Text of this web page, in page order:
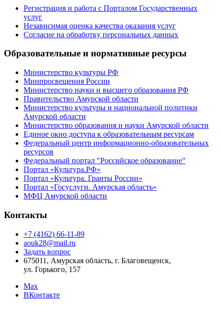
Регистрация и работа с Порталом Государственных
услуг
Независимая оценка качества оказания услуг
Согласие на обработку персональных данных
Образовательные и нормативные ресурсы
Министерство культуры РФ
Минпросвещения России
Министерство науки и высшего образования РФ
Правительство Амурской области
Министерство культуры и национальной политики
Амурской области
Министерство образования и науки Амурской области
Единое окно доступа к образовательным ресурсам
Федеральный центр информационно-образовательных
ресурсов
Федеральный портал "Российское образование"
Портал «Культура.РФ»
Портал «Культура. Гранты России»
Портал «Госуслуги. Амурская область»
МФЦ Амурской области
Контакты
+7 (4162) 66-11-89
aouk28@mail.ru
Задать вопрос
675011, Амурская область, г. Благовещенск,
ул. Горького, 157
Max
ВКонтакте